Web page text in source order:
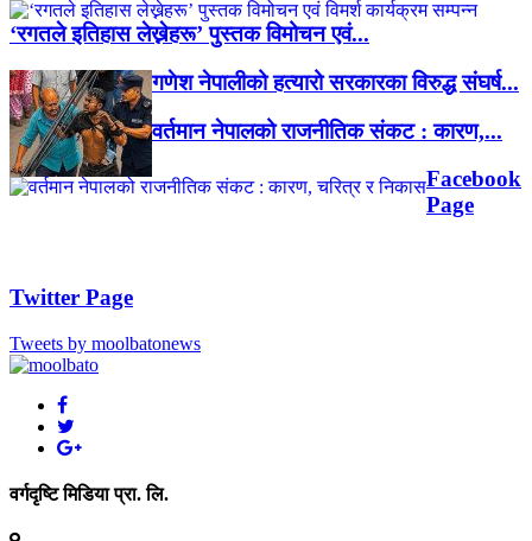
‘रगतले इतिहास लेख्नेहरू’ पुस्तक विमोचन एवं...
गणेश नेपालीको हत्यारो सरकारका विरुद्ध संघर्ष...
वर्तमान नेपालको राजनीतिक संकट : कारण,...
Facebook
Page
Twitter Page
Tweets by moolbatonews
वर्गदृष्टि मिडिया प्रा. लि.